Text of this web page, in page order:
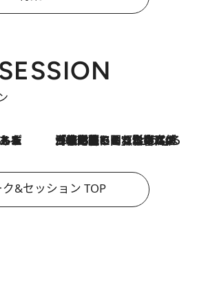
2026.8.3
「住宅建てられない…」「サーチャージ料の高値が続いている」ホルムズ海峡封鎖による影響はいつまで続く？《エネルギー専門家に聞く“どうなる日本の暮らし”》
ク&セッション TOP